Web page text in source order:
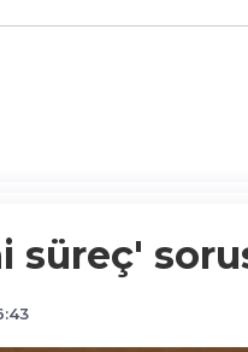
süreç'